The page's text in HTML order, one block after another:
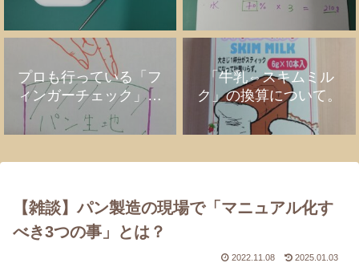
ト」の話
プロも行っている「フ
ィンガーチェック」の
話。
「牛乳⇔スキムミル
ク」の換算について。
【雑談】パン製造の現場で「マニュアル化す
べき3つの事」とは？
2022.11.08 2025.01.03